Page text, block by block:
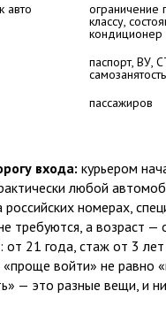
авто ограничение
классу,
кондиционер
паспорт, ВУ,
самозанятость
входа: курьером
любой
российских номерах,
требуются, а возраст —
от 21 года, стаж от 3 лет
«проще войти» не равно
— это разные вещи, и